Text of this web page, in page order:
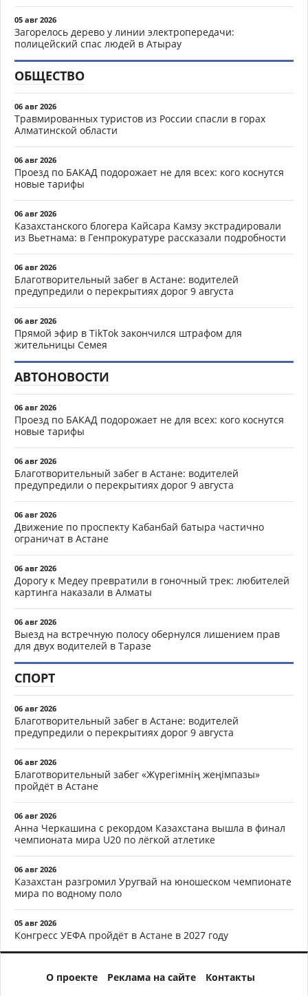
05 авг 2026
Загорелось дерево у линии электропередачи:
полицейский спас людей в Атырау
ОБЩЕСТВО
06 авг 2026
Травмированных туристов из России спасли в горах
Алматинской области
06 авг 2026
Проезд по БАКАД подорожает не для всех: кого коснутся
новые тарифы
06 авг 2026
Казахстанского блогера Кайсара Камзу экстрадировали
из Вьетнама: в Генпрокуратуре рассказали подробности
06 авг 2026
Благотворительный забег в Астане: водителей
предупредили о перекрытиях дорог 9 августа
06 авг 2026
Прямой эфир в TikTok закончился штрафом для
жительницы Семея
АВТОНОВОСТИ
06 авг 2026
Проезд по БАКАД подорожает не для всех: кого коснутся
новые тарифы
06 авг 2026
Благотворительный забег в Астане: водителей
предупредили о перекрытиях дорог 9 августа
06 авг 2026
Движение по проспекту Кабанбай батыра частично
ограничат в Астане
06 авг 2026
Дорогу к Медеу превратили в гоночный трек: любителей
картинга наказали в Алматы
06 авг 2026
Выезд на встречную полосу обернулся лишением прав
для двух водителей в Таразе
СПОРТ
06 авг 2026
Благотворительный забег в Астане: водителей
предупредили о перекрытиях дорог 9 августа
06 авг 2026
Благотворительный забег «Жүрегімнің жеңімпазы»
пройдёт в Астане
06 авг 2026
Анна Черкашина с рекордом Казахстана вышла в финал
чемпионата мира U20 по лёгкой атлетике
06 авг 2026
Казахстан разгромил Уругвай на юношеском чемпионате
мира по водному поло
05 авг 2026
Конгресс УЕФА пройдёт в Астане в 2027 году
О проекте Реклама на сайте Контакты